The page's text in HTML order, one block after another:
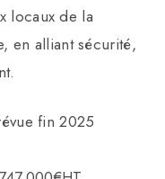
locaux de la
en alliant sécurité,
fin 2025